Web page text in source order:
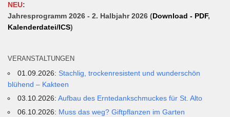
NEU:
Jahresprogramm 2026 - 2. Halbjahr 2026 (Download - PDF,
Kalenderdatei/ICS)
VERANSTALTUNGEN
01.09.2026: Stachlig, trockenresistent und wunderschön
blühend – Kakteen
03.10.2026:Aufbau des Erntedankschmuckes für St. Alto
06.10.2026: Muss das weg? Giftpflanzen im Garten